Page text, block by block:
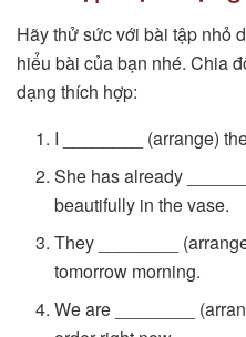
Hãy thử sức với bài tập nhỏ
hiểu bài của bạn nhé. Chia
dạng thích hợp:
I ________ (arrange)
She has already
beautifully in the vase.
They ________
tomorrow morning.
We are ________